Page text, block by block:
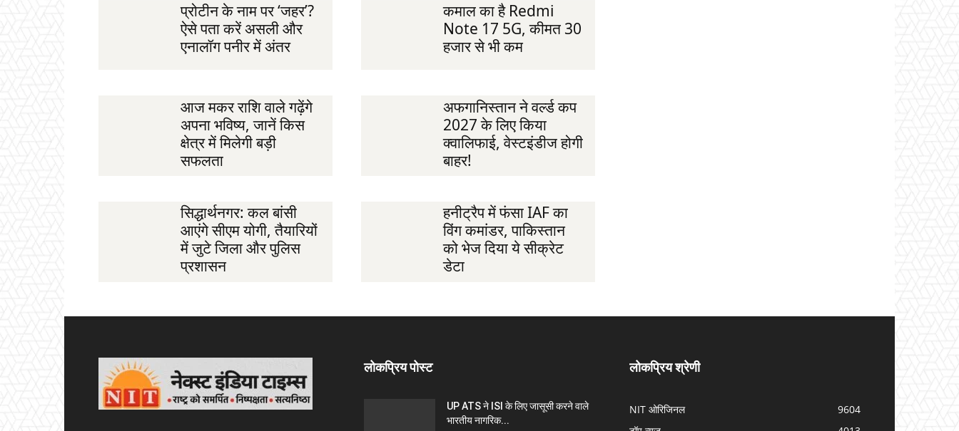
प्रोटीन के नाम पर ‘जहर’?
ऐसे पता करें असली और
एनालॉग पनीर में अंतर
कमाल का है Redmi
Note 17 5G, कीमत 30
हजार से भी कम
आज मकर राशि वाले गढ़ेंगे
अपना भविष्य, जानें किस
क्षेत्र में मिलेगी बड़ी
सफलता
अफगानिस्तान ने वर्ल्ड कप
2027 के लिए किया
क्वालिफाई, वेस्टइंडीज होगी
बाहर!
सिद्धार्थनगर: कल बांसी
आएंगे सीएम योगी, तैयारियों
में जुटे जिला और पुलिस
प्रशासन
हनीट्रैप में फंसा IAF का
विंग कमांडर, पाकिस्तान
को भेज दिया ये सीक्रेट
डेटा
लोकप्रिय पोस्ट
UP ATS ने ISI के लिए जासूसी करने वाले
भारतीय नागरिक...
लोकप्रिय श्रेणी
NIT ओरिजिनल
9604